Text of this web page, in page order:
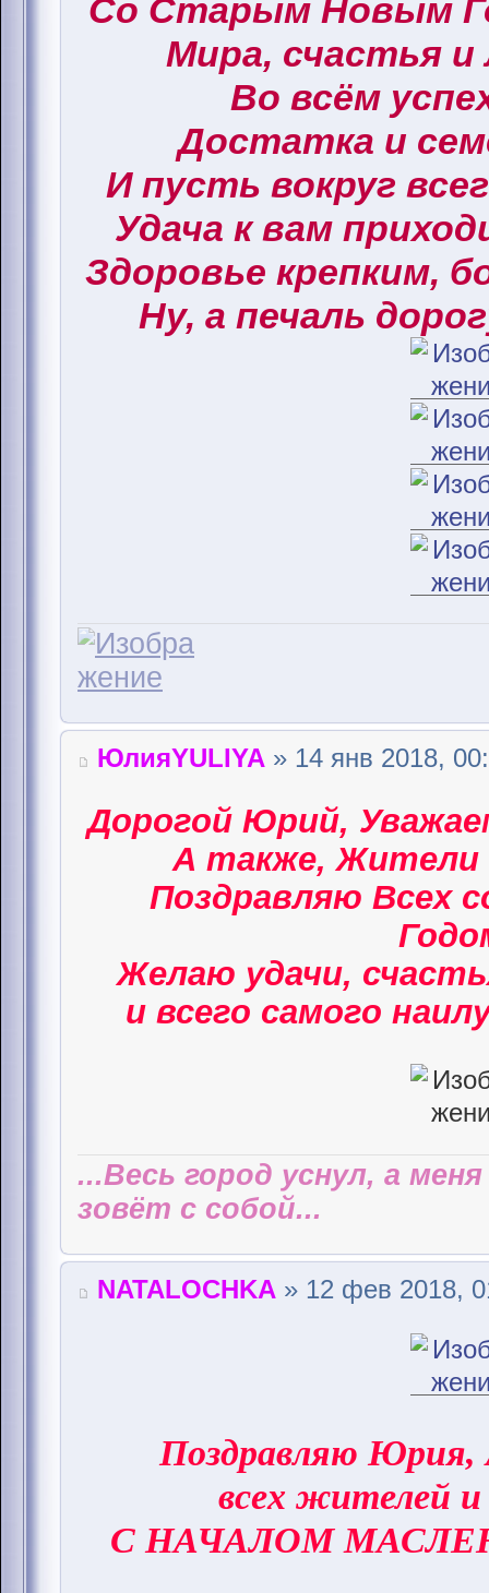
Со Старым Новым
Мира, счастья
Во всём
Достатка и
И пусть вокруг
Удача к вам
Здоровье крепким,
Ну, а печаль
ЮлияYULIYA » 14 янв 2018,
Дорогой Юрий,
А также, Жители
Поздравляю Всех
Желаю удачи,
и всего самого
...Весь город уснул, а
зовёт с собой...
NATALOCHKA » 12 фев 2018,
Поздравляю
всех жителей
С НАЧАЛОМ